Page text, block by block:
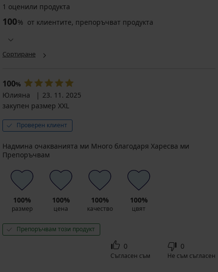
1 оценили продукта
100% от клиентите, препоръчват продукта
Сортиране
100%
Юлияна
23. 11. 2025
закупен размер XXL
Проверен клиент
Надмина очакванията ми Много благодаря Харесва ми
Препоръчвам
100%
размер
100%
цена
100%
качество
100%
цвят
Препоръчвам този продукт
0
Съгласен съм
0
Не съм съгласен